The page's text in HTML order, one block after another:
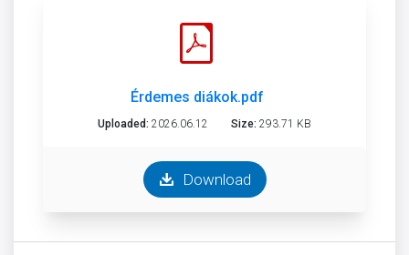
Érdemes diákok.pdf
Uploaded: 2026.06.12 Size: 293.71 KB
Download